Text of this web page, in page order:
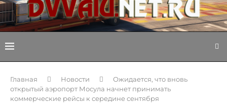
Главная Новости
Ожидается, что вновь
открытый аэропорт Мосула начнет принимать
коммерческие рейсы к середине сентября